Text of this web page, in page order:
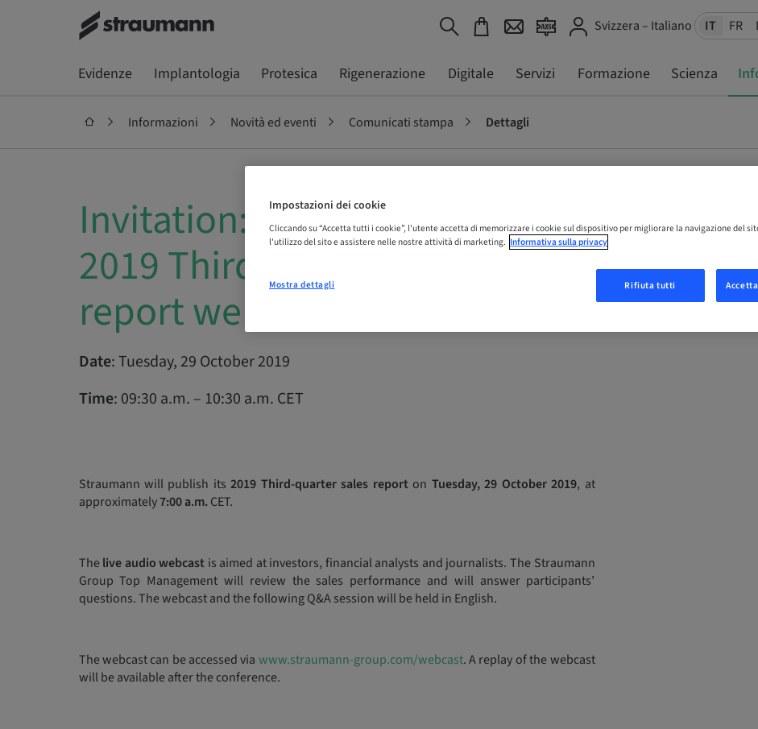
Svizzera – Italiano IT FR
Evidenze Implantologia Protesica Rigenerazione Digitale Servizi Formazione Scienza
Informazioni Novità ed eventi Comunicati stampa Dettagli
Invitation: Straumann Group
2019 Third-quarter sales
report webcast
Date: Tuesday, 29 October 2019
Time: 09:30 a.m. – 10:30 a.m. CET
Straumann will publish its2019 Third-quarter sales reporton Tuesday, 29 October 2019, at
approximately7:00 a.m.CET.
Thelive audio webcast is aimed at investors, financial analysts and journalists. The Straumann
Group Top Management will review the sales performance and will answer participants’
questions. The webcast and the following Q&A session will be held in English.
The webcast can be accessed via www.straumann-group.com/webcast. A replay of the webcast
will be available after the conference.
Impostazioni dei cookie
Cliccando su “Accetta tutti i cookie”, l'utente accetta di memorizzare i cookie sul dispositivo per migliorare la navigazione del
l'utilizzo del sito e assistere nelle nostre attività di marketing. Informativa sulla privacy
Rifiuta tutti
Mostra dettagli